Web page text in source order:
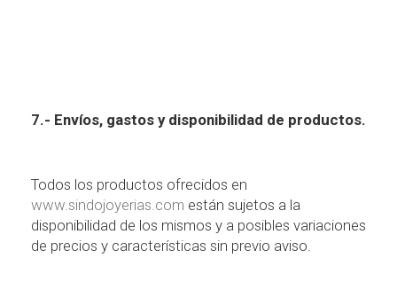
7.- Envíos, gastos y disponibilidad de productos.
Todos los productos ofrecidos en
www.sindojoyerias.com están sujetos a la
disponibilidad de los mismos y a posibles variaciones
de precios y características sin previo aviso.